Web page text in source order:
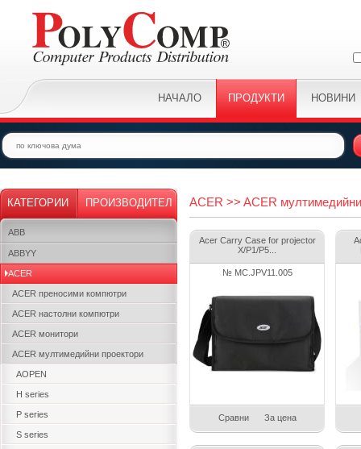
НАЧАЛО ПРОДУКТИ НОВИНИ
КАТЕГОРИИ ПРОИЗВОДИТЕЛ
ABB
ABBYY
ACER
ACER преносими компютри
ACER настолни компютри
ACER монитори
ACER мултимедийни проектори
AOPEN
H series
P series
S series
ACER >> ACER
Acer Carry Case for projector
X/P1/P5...
№ MC.JPV11.005
Сравни За цена